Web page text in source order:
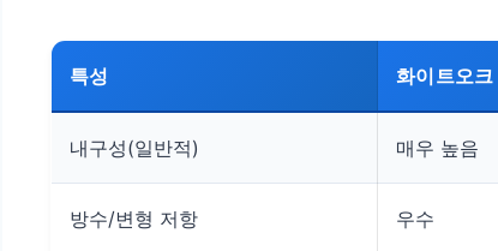
특성 화이트오크
내구성(일반적) 매우 높음
방수/변형 저항 우수